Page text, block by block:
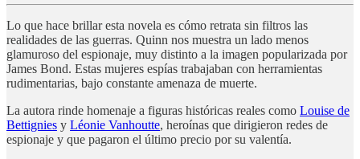
Lo que hace brillar esta novela es cómo retrata sin filtros las
realidades de las guerras. Quinn nos muestra un lado menos
glamuroso del espionaje, muy distinto a la imagen popularizada por
James Bond. Estas mujeres espías trabajaban con herramientas
rudimentarias, bajo constante amenaza de muerte.
La autora rinde homenaje a figuras históricas reales como Louise de
Bettignies y Léonie Vanhoutte, heroínas que dirigieron redes de
espionaje y que pagaron el último precio por su valentía.